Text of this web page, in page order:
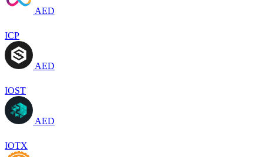
AED
ICP
AED
IOST
AED
IOTX